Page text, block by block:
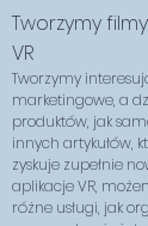
Tworzymy
VR
Tworzymy
marketingowe, a
produktów, jak
innych artykułów,
zyskuje zupełnie
aplikacje VR,
różne usługi, jak